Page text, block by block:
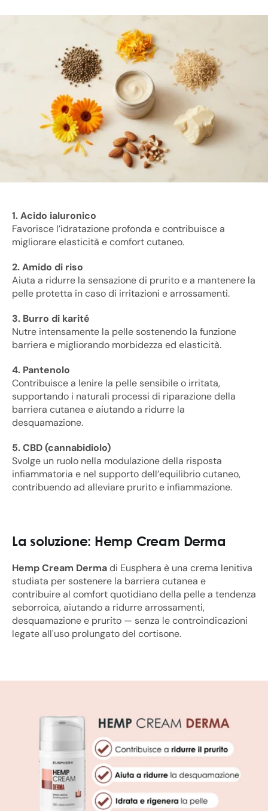
1. Acido ialuronico
Favorisce l’idratazione profonda e contribuisce a
migliorare elasticità e comfort cutaneo.
2. Amido di riso
Aiuta a ridurre la sensazione di prurito e a mantenere la
pelle protetta in caso di irritazioni e arrossamenti.
3. Burro di karité
Nutre intensamente la pelle sostenendo la funzione
barriera e migliorando morbidezza ed elasticità.
4. Pantenolo
Contribuisce a lenire la pelle sensibile o irritata,
supportando i naturali processi di riparazione della
barriera cutanea e aiutando a ridurre la
desquamazione.
5. CBD (cannabidiolo)
Svolge un ruolo nella modulazione della risposta
infiammatoria e nel supporto dell’equilibrio cutaneo,
contribuendo ad alleviare prurito e infiammazione.
La soluzione: Hemp Cream Derma
Hemp Cream Dermadi Eusphera è una crema lenitiva
studiata per sostenere la barriera cutanea e
contribuire al comfort quotidiano della pelle a tendenza
seborroica, aiutando a ridurre arrossamenti,
desquamazione e prurito — senza le controindicazioni
legate all'uso prolungato del cortisone.